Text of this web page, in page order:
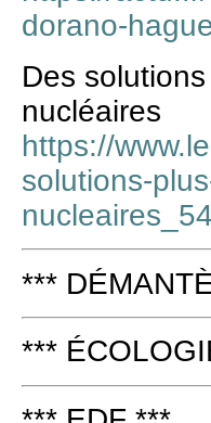
dorano-
Des
nucléaires
https://
solutions-
***
***